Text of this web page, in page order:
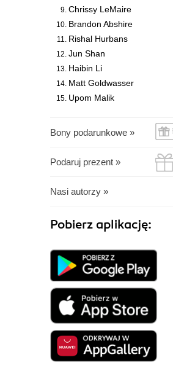
Chrissy LeMaire
Brandon Abshire
Rishal Hurbans
Jun Shan
Haibin Li
Matt Goldwasser
Upom Malik
Bony podarunkowe »
Podaruj prezent »
Nasi autorzy »
Pobierz aplikację: